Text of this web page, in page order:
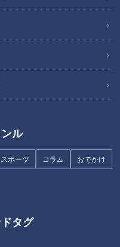
ル
スポーツ コラム おでかけ
ドタグ
？千葉県の奇道